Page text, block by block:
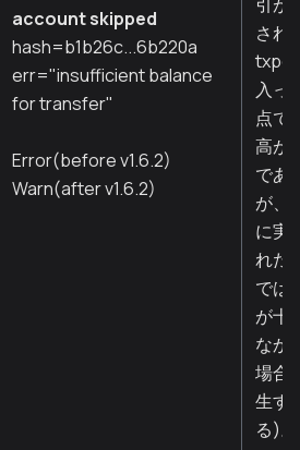
account skipped
hash=b1b26c...6b220a
err="insufficient balance
for transfer"
Error(before v1.6.2)
Warn(after v1.6.2)
され
入っ
点で
高が
であ
が、
に実
れた
では
が十
なか
場合
生す
る)。